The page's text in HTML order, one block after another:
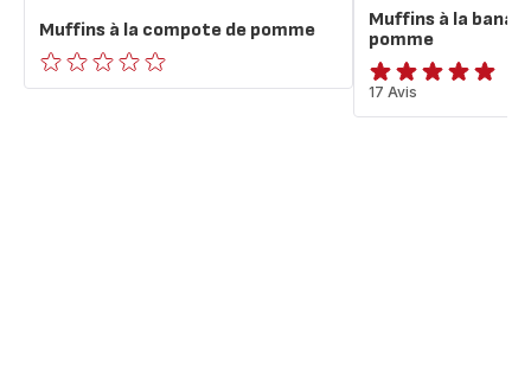
Muffins à la compote de pomme
ratings.0
Muffins à la
pomme
Avis
5
17 Avis